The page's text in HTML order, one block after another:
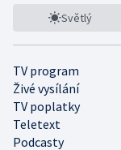
Světlý
TV program
Živé vysílání
TV poplatky
Teletext
Podcasty